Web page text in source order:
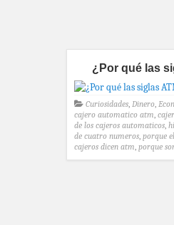
¿Por qué las
Curiosidades, Dinero,
cajero automatico atm,
de los cajeros automaticos,
de cuatro numeros, porque
cajeros dicen atm, porque